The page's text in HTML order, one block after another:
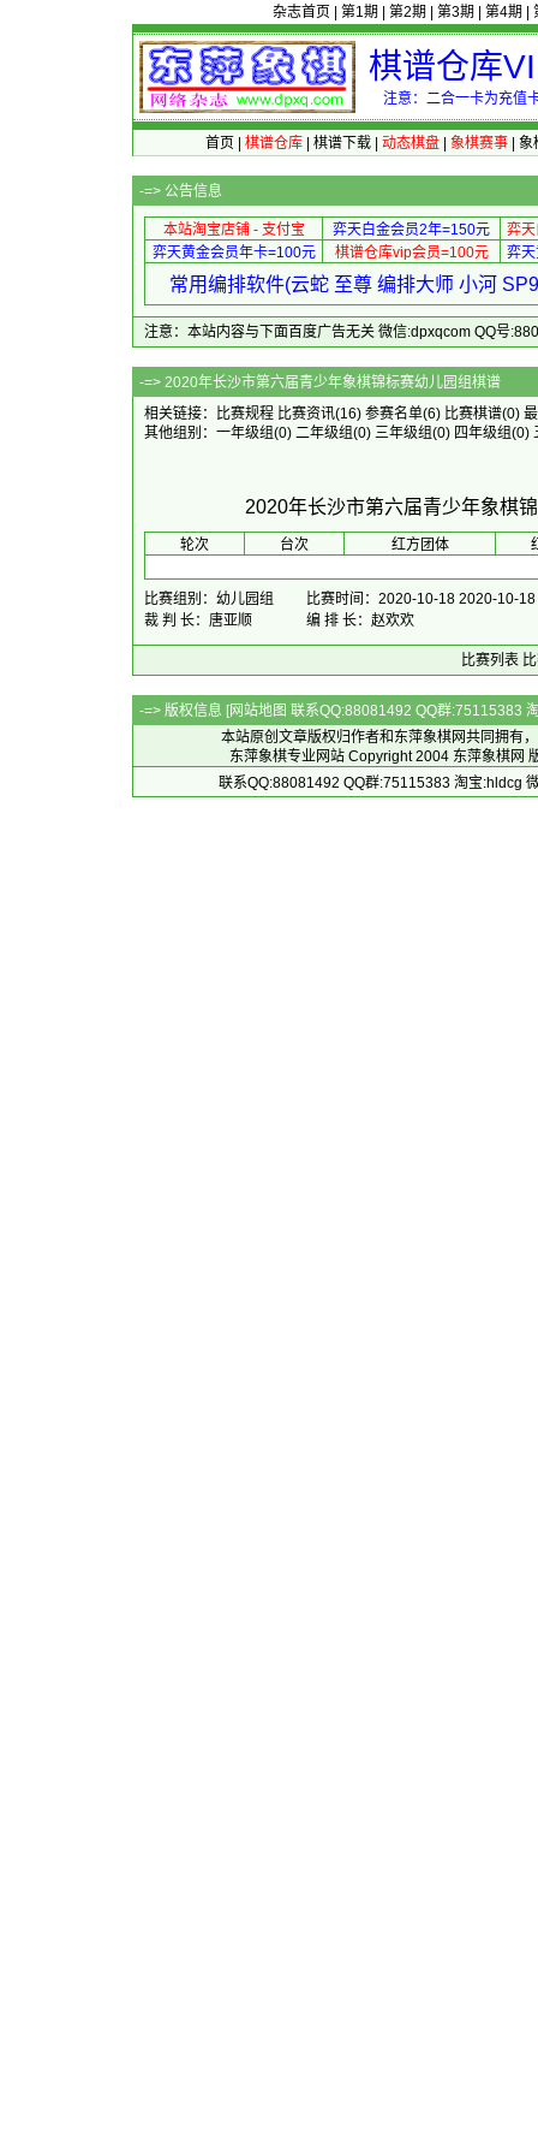
杂志首页 第1期 第2期 第3期 第4期
棋谱仓库
注意：二合一卡为充值
首页 棋谱仓库| 棋谱下载| 动态棋盘| 象棋赛事| 象
-=> 公告信息
本站淘宝店铺 - 支付宝 弈天白金会员2年=150元
弈
弈天黄金会员年卡=100元
棋谱仓库vip会员=100元 弈
常用编排软件(云蛇 至尊 编排大师 小河
注意：本站内容与下面百度广告无关 微信:dpxqcom QQ号
-=> 2020年长沙市第六届青少
相关链接：
比赛规程 比赛资讯(16) 参赛名单(6) 比赛棋谱(0)
其他组别： 一年级组(0) 二年级组(0) 三年级组(0) 四年级组(0)
2020年长沙市第六届青少年象棋
轮次 台次 红方团体
比赛组别：幼儿园组
比赛时间：2020-10-18 2020-10-18
裁 判 长：唐亚顺
编 排 长：赵欢欢
比赛列表
-=> 版权信息 [网站地图 联系QQ:88081492 QQ群:75115383
本站原创文章版权归作者和 东萍象棋网共同拥有
东萍象棋专业网站 Copyright 2004 东萍象棋网
联系QQ:88081492 QQ群:75115383 淘宝:hldcg